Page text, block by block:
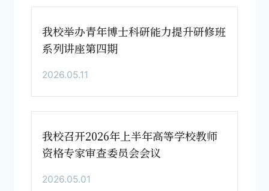
我校举办青年博士科研能力提升研修班
系列讲座第四期
2026.05.11
我校召开2026年上半年高等学校教师
资格专家审查委员会会议
2026.05.01